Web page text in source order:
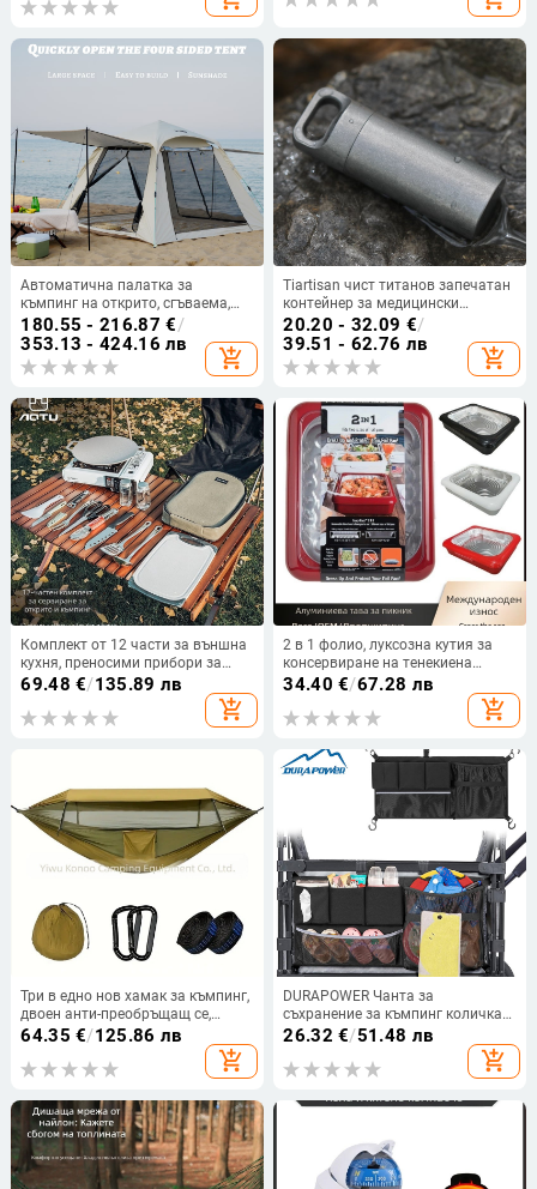
Автоматична палатка за
къмпинг на открито, сгъваема,
преносима, пълен комплект,
къмпинг оборудване за през
нощта, удебелена, водоустойчива
и слънцезащитна
180.55 - 216.87 €/
353.13 - 424.16 лв
add_shopping_cart
Tiartisan чист титанов запечатан
контейнер за медицински
принадлежности за къмпинг и
EDC
20.20 - 32.09 €/
39.51 - 62.76 лв
add_shopping_cart
Комплект от 12 части за външна
кухня, преносими прибори за
хранене от неръждаема стомана,
самостоятелно шофиране,
69.48 €/135.89 лв
add_shopping_cart
2 в 1 фолио, луксозна кутия за
консервиране на тенекиена
хартия, кутия за пикник,
консервиране на хартия
34.40 €/67.28 лв
add_shopping_cart
Три в едно нов хамак за къмпинг,
двоен анти-преобръщащ се,
автоматичен, бързо завъртащ се,
64.35 €/125.86 лв
add_shopping_cart
DURAPOWER Чанта за
съхранение за къмпинг количка
— странична висяща,
многофункционална, преносима
(Марка: DURAPOWER; Модел:
Shaoxing; Категория: Чанта за
граница: Да)
26.32 €/51.48 лв
add_shopping_cart